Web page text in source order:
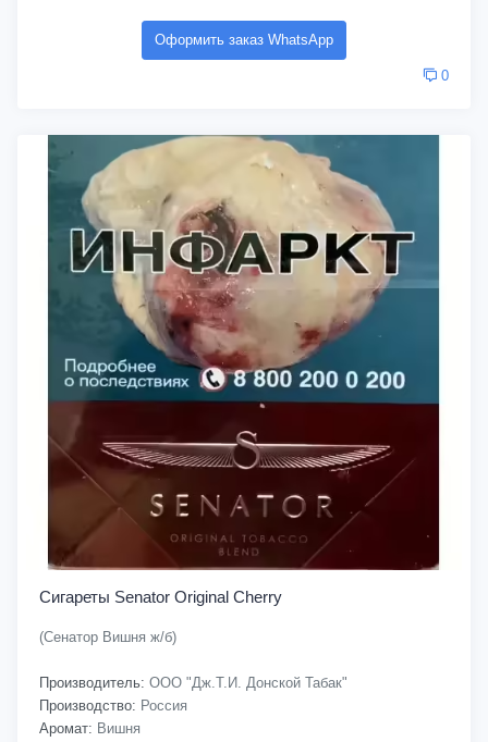
Оформить заказ WhatsApp
0
Сигареты Senator Original Cherry
(Сенатор Вишня ж/б)
Производитель: ООО "Дж.Т.И. Донской Табак"
Производство: Россия
Аромат: Вишня